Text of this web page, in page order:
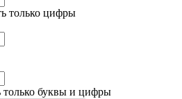
только цифры
только буквы и цифры